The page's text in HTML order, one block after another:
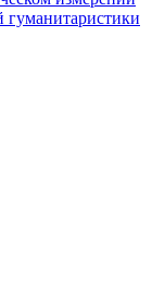
гуманитаристики